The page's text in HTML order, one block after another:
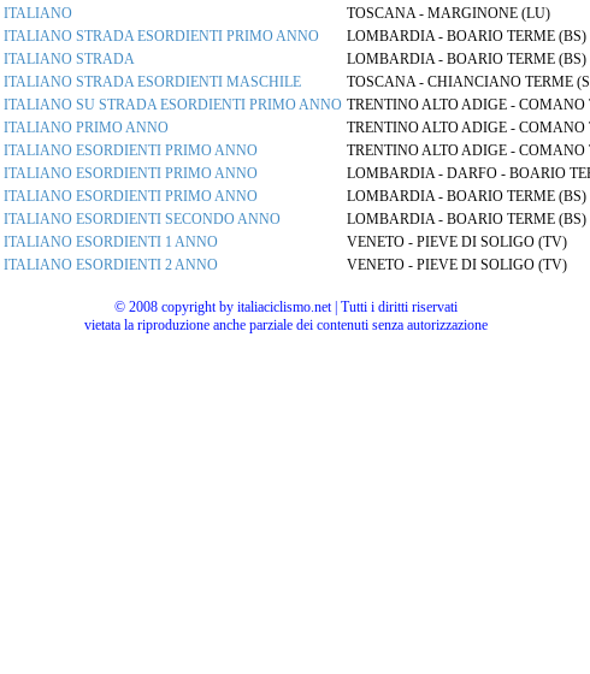
ITALIANO
TOSCANA - MARGINONE (LU)
STRADA ESORDIENTI PRIMO ANNO
LOMBARDIA - BOARIO TERME (BS)
STRADA
LOMBARDIA - BOARIO TERME (BS)
STRADA ESORDIENTI MASCHILE
TOSCANA - CHIANCIANO TERME
SU STRADA ESORDIENTI PRIMO ANNO TRENTINO ALTO ADIGE - COMANO
PRIMO ANNO
TRENTINO ALTO ADIGE - COMANO
ESORDIENTI PRIMO ANNO
TRENTINO ALTO ADIGE - COMANO
ESORDIENTI PRIMO ANNO
LOMBARDIA - DARFO - BOARIO
ESORDIENTI PRIMO ANNO
LOMBARDIA - BOARIO TERME (BS)
ESORDIENTI SECONDO ANNO
LOMBARDIA - BOARIO TERME (BS)
ESORDIENTI 1 ANNO
VENETO - PIEVE DI SOLIGO (TV)
ESORDIENTI 2 ANNO VENETO - PIEVE DI SOLIGO (TV)
© 2008 copyright by italiaciclismo.net | Tutti i diritti riservati
vietata la riproduzione anche parziale dei contenuti senza autorizzazione